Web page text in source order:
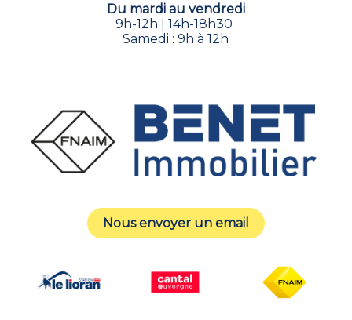
Du mardi au vendredi
9h-12h | 14h-18h30
Samedi : 9h à 12h
Nous envoyer un email